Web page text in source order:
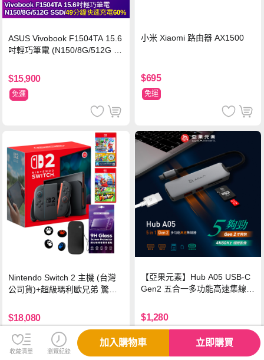
ASUS Vivobook F1504TA 15.6
吋輕巧筆電 (N150/8G/512G S
$15,900
免運
小米 Xiaomi 路由器 AX1500
$695
免運
Nintendo Switch 2 主機 (台灣
公司貨)+超級瑪利歐兄弟 驚奇
球 狂熱 中文版
$18,080
贈 免運
【亞果元素】Hub A05 USB-C
Gen2 五合一多功能高速集線
$1,280
收藏清單 瀏覽紀錄
加入購物車 立即購買